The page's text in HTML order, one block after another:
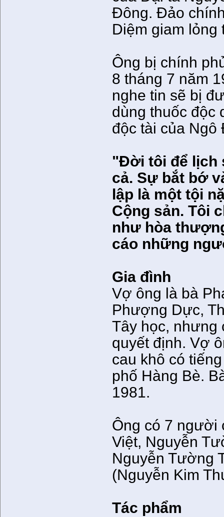
Đông. Đảo
Diệm giam lỏng
Ông bị chính
8 tháng 7 năm
nghe tin sẽ bị
dùng thuốc độc
độc tài của Ngô
"Đời tôi để lịch
cả. Sự bắt bớ
lập là một tội
Cộng sản. Tôi
như hòa
cáo những
Gia đình
Vợ ông là bà
Phượng Dực,
Tây học, nhưng
quyết định. Vợ
cau khô có
phố Hàng Bè.
1981.
Ông có 7 người
Việt, Nguyễn
Nguyễn Tường
(Nguyễn Kim
Tác phẩm